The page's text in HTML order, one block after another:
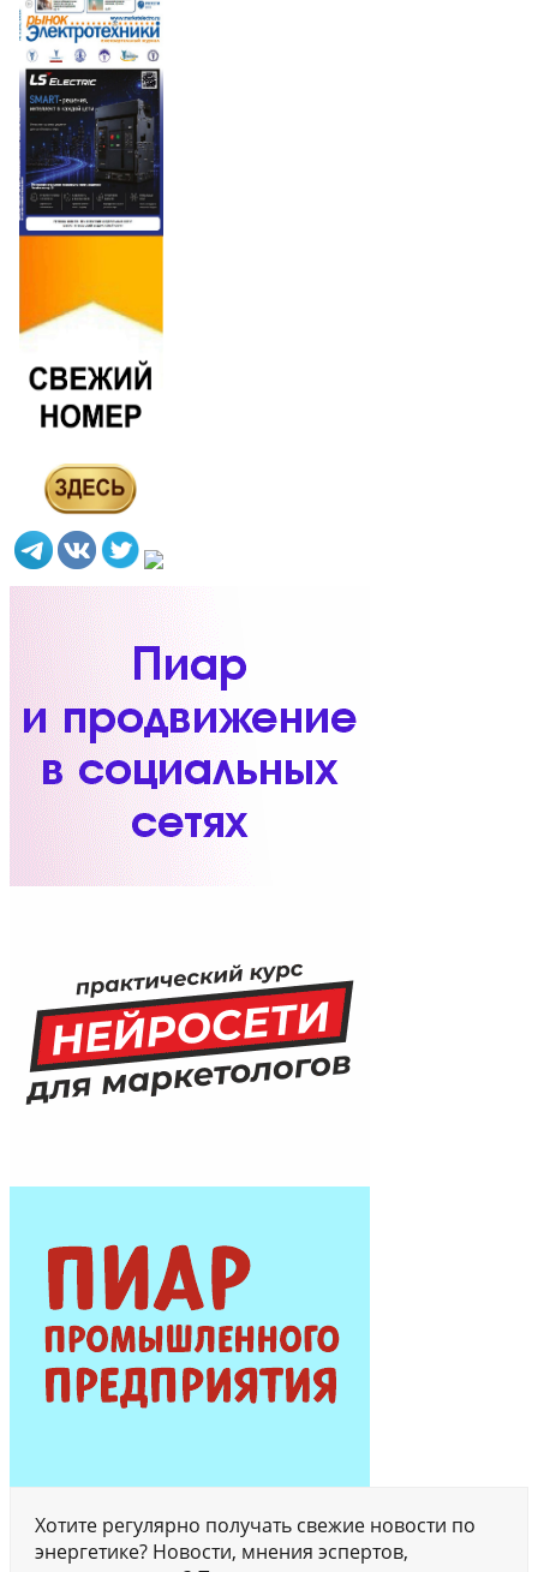
Хотите регулярно получать свежие новости по
энергетике? Новости, мнения эспертов,